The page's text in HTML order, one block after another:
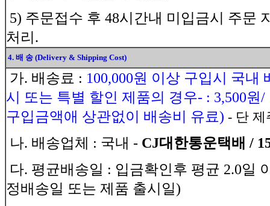
5) 주문접수 후 48시간내 미입금시 주문
처리.
4. 배 송 (Delivery & Shipping Cost)
가. 배송료 : 100,000원 이상 구입시 국내
시 또는 특별 할인 제품의 경우- : 3,500원
구입금액애 상관없이 배송비 유료) - 단 제
나. 배송업체 : 국내 - CJ대한통운택배 /
다. 평균배송일 : 입금확인후 평균 2.0일
정배송일 또는 제품 출시일)